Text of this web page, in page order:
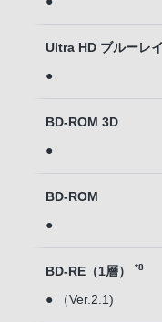
Ultra HD ブルーレイ
●
BD-ROM 3D
●
BD-ROM
●
BD-RE（1層） *8
● （Ver.2.1)